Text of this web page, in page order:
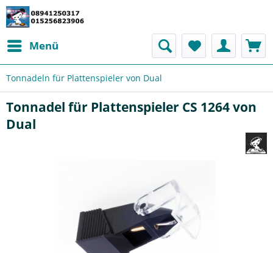
Menü
Tonnadeln für Plattenspieler von Dual
Tonnadel für Plattenspieler CS 1264 von
Dual